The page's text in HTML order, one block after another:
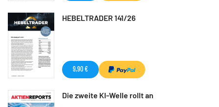
HEBELTRADER 141/26
9,90 €
Die zweite KI-Welle rollt an